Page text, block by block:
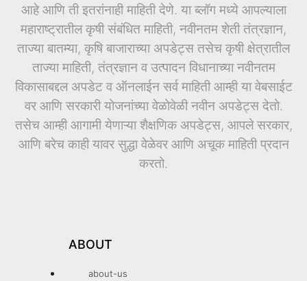
आहे आणि ती इतरांनाही माहिती देणे. या ब्लॉग मध्ये आपल्याला
महाराष्ट्रातील कृषी संबंधित माहिती, नवीनतम शेती तंत्रज्ञान,
ताज्या बातम्या, कृषि बाजाराच्या अपडेट्स तसेच कृषी क्षेत्रातील
ताज्या माहिती, तंत्रज्ञान व उत्पादन विधानाच्या नवीनतम
विकासाबद्दल अपडेट व ऑनलाईन सर्व माहिती आम्ही या वेबसाईट
वर आणि सरकारी योजनांच्या वेळोवेळी नवीन अपडेट्स देतो.
तसेच आम्ही आगामी येणाऱ्या शैक्षणिक अपडेट्स, आपले सरकार,
आणि बरेच काही यावर सुद्धा वेळेवर आणि अचूक माहिती प्रदान
करतो.
ABOUT
about-us